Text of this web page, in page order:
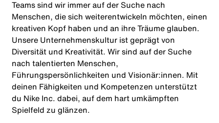
Teams sind wir immer auf der Suche nach
Menschen, die sich weiterentwickeln möchten, einen
kreativen Kopf haben und an ihre Träume glauben.
Unsere Unternehmenskultur ist geprägt von
Diversität und Kreativität. Wir sind auf der Suche
nach talentierten Menschen,
Führungspersönlichkeiten und Visionär:innen. Mit
deinen Fähigkeiten und Kompetenzen unterstützt
du Nike Inc. dabei, auf dem hart umkämpften
Spielfeld zu glänzen.